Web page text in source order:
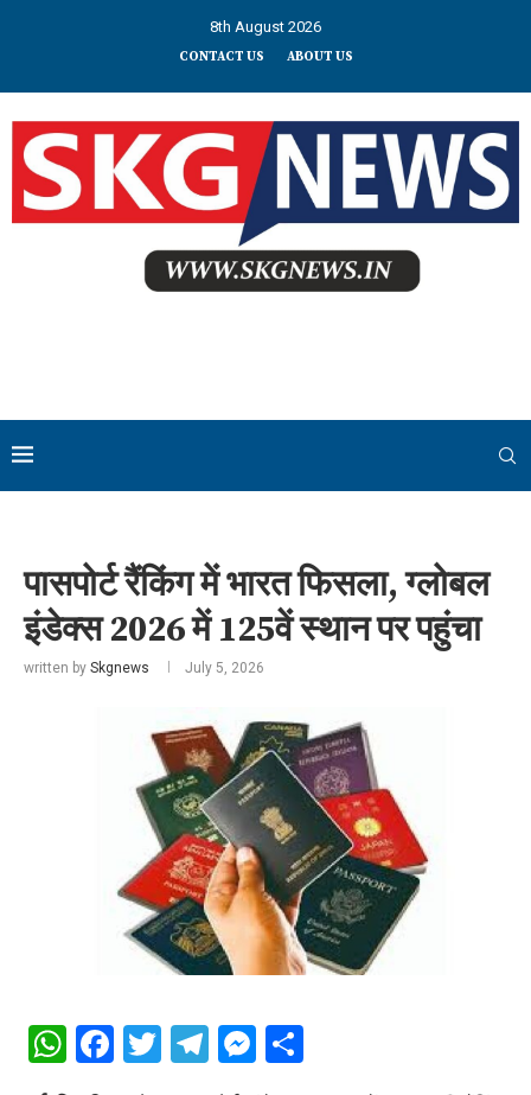
8th August 2026
CONTACT US ABOUT US
पासपोर्ट रैंकिंग में भारत फिसला, ग्लोबल
इंडेक्स 2026 में 125वें स्थान पर पहुंचा
written by Skgnews July 5, 2026
WhatsApp
Facebook
Twitter
Telegram
Messenger